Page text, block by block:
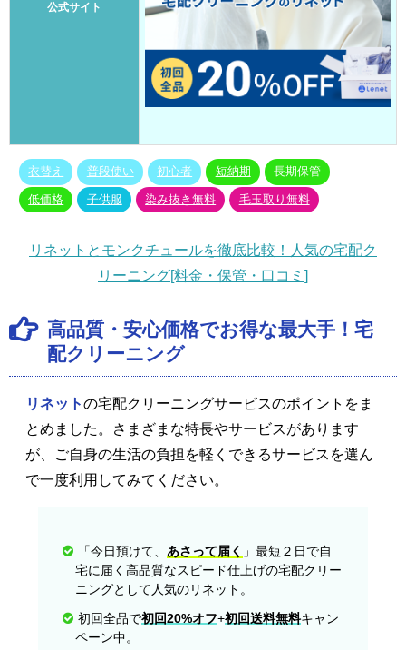
公式サイト
衣替え 普段使い 初心者 短納期 長期保管
低価格 子供服 染み抜き無料 毛玉取り無料
リネットとモンクチュールを徹底比較！人気の宅配ク
リーニング[料金・保管・口コミ]
高品質・安心価格でお得な最大手！宅
配クリーニング
リネットの宅配クリーニングサービスのポイントをま
とめました。さまざまな特長やサービスがあります
が、ご自身の生活の負担を軽くできるサービスを選ん
で一度利用してみてください。
「今日預けて、 あさって届く 」最短２日で自
宅に届く高品質なスピード仕上げの宅配クリー
ニングとして人気のリネット。
初回全品で初回20%オフ+初回送料無料キャン
ペーン中。